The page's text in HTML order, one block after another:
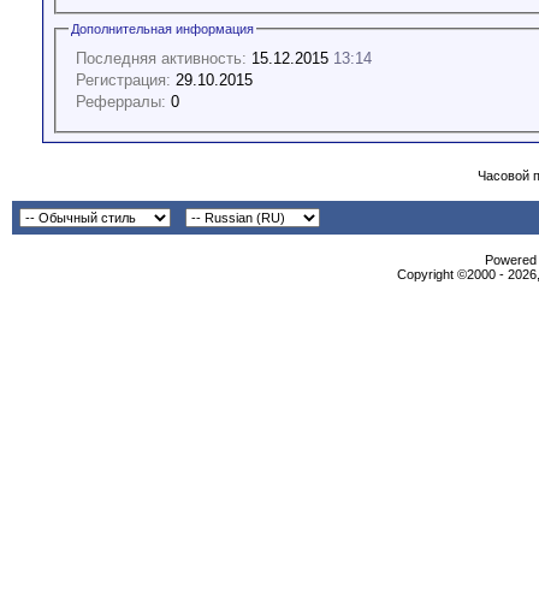
Дополнительная информация
Последняя активность: 15.12.2015 13:14
Регистрация: 29.10.2015
Реферралы: 0
Часовой
Copyright ©2000 -